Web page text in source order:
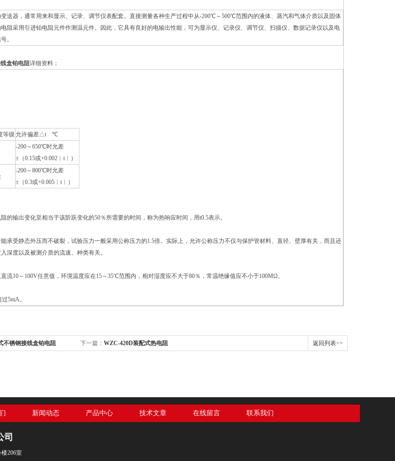
送器，通常用来和显示、记录、调节仪表配套。直接测量各种生产过程中从-200℃～500℃范围内的液体、蒸汽和气体介质以及固体
阻采用引进铂电阻元件作测温元件。因此，它具有良好的电输出性能，可为显示仪、记录仪、调节仪、扫描仪、数据记录仪以及电
。
盒铂电阻详细资料：
等级 允许偏差△t ℃
-200～650℃时允差
±（0.15或+0.002︱t︱）
-200～800℃时允差
±（0.3或+0.005︱t︱）
的输出变化至相当于该阶跃变化的50％所需要的时间，称为热响应时间，用t0.5表示。
承受静态外压而不破裂，试验压力一般采用公称压力的1.5倍。实际上，允许公称压力不仅与保护管材料、直径、壁厚有关，而且还
深度以及被测介质的流速、种类有关。
流10～100V任意值，环境温度应在15～35℃范围内，相对湿度应不大于80％，常温绝缘值应不小于100MΩ。
5mA。
不锈钢接线盒铂电阻 下一篇： WZC-420D装配式热电阻 返回列表>>
新闻动态 产品中心 技术文章 在线留言 联系我们
司
206室